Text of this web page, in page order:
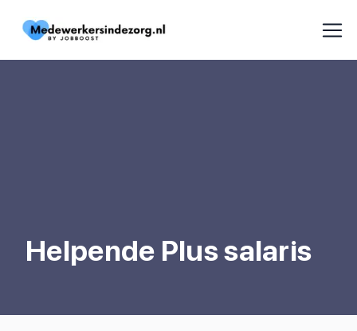
Helpende Plus salaris